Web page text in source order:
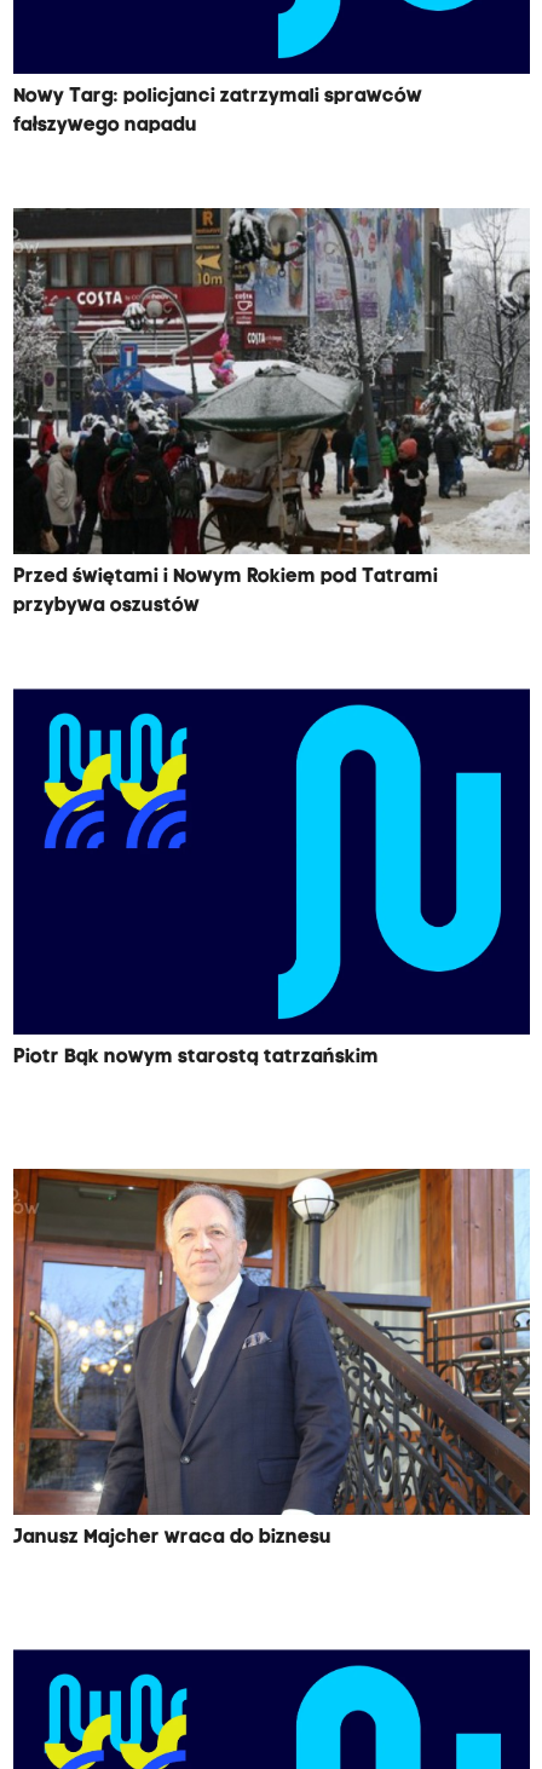
Nowy Targ: policjanci zatrzymali sprawców
fałszywego napadu
Przed świętami i Nowym Rokiem pod Tatrami
przybywa oszustów
Piotr Bąk nowym starostą tatrzańskim
Janusz Majcher wraca do biznesu